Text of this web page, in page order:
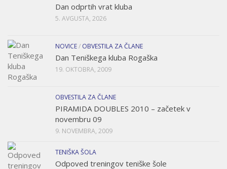
Dan odprtih vrat kluba
5. AVGUSTA, 2026
NOVICE/ OBVESTILA ZA ČLANE
Dan Teniškega kluba Rogaška
19. OKTOBRA, 2009
OBVESTILA ZA ČLANE
PIRAMIDA DOUBLES 2010 – začetek v
novembru 09
9. NOVEMBRA, 2009
TENIŠKA ŠOLA
Odpoved treningov teniške šole